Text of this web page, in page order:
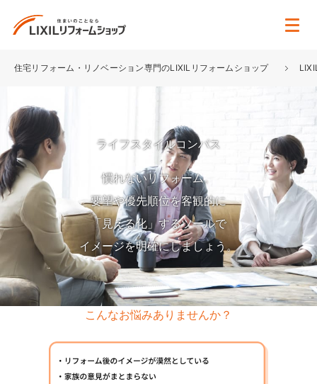
住宅リフォーム・リノベーション専門のLIXILリフォームショップ
ライフスタイルコンパス
慣れないリフォーム。
要望や優先順位を客観的に
「見える化」するツールで
イメージを明確にしましょう。
こんなお悩みありませんか？